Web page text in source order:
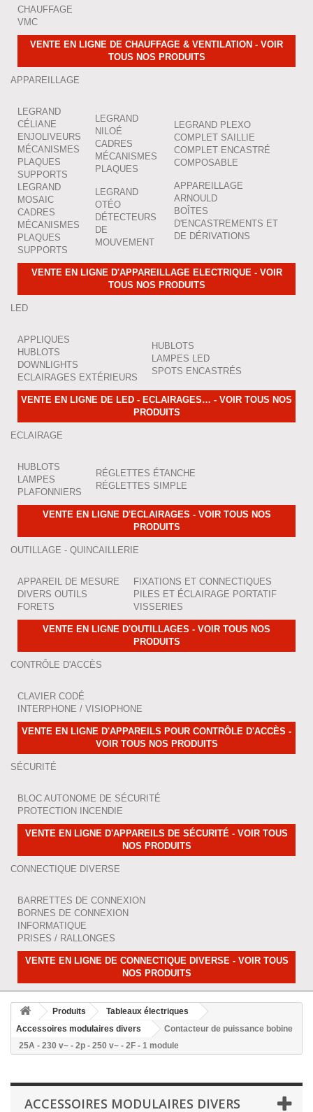
CHAUFFAGE
VMC
VENTE EN LIGNE DE CHAUFFAGE & VENTILATION - VOIR
TOUS NOS PRODUITS
APPAREILLAGE
LEGRAND
CÉLIANE
ENJOLIVEURS
MÉCANISMES
PLAQUES
SUPPORTS
LEGRAND
MOSAIC
CADRES
MÉCANISMES
PLAQUES
SUPPORTS
LEGRAND
NILOÉ
CADRES
MÉCANISMES
PLAQUES
LEGRAND
OTÉO
DÉTECTEURS
DE
MOUVEMENT
LEGRAND PLEXO
COMPLET SAILLIE
COMPLET ENCASTRÉ
COMPOSABLE
APPAREILLAGE
ARNOULD
BOÎTES
D'ENCASTREMENTS ET
DE DÉRIVATIONS
VENTE EN LIGNE D'APPAREILLAGE ELECTRIQUE - VOIR
TOUS NOS PRODUITS
LED
APPLIQUES
HUBLOTS
DOWNLIGHTS
ECLAIRAGES EXTÉRIEURS
HUBLOTS
LAMPES LED
SPOTS ENCASTRÉS
VENTE EN LIGNE DE LED - ECLAIRAGES… - VOIR TOUS NOS
PRODUITS
ECLAIRAGE
HUBLOTS
LAMPES
PLAFONNIERS
RÉGLETTES ÉTANCHE
RÉGLETTES SIMPLE
VENTE EN LIGNE D'ECLAIRAGES - VOIR TOUS NOS
PRODUITS
OUTILLAGE - QUINCAILLERIE
APPAREIL DE MESURE
DIVERS OUTILS
FORETS
FIXATIONS ET CONNECTIQUES
PILES ET ÉCLAIRAGE PORTATIF
VISSERIES
VENTE EN LIGNE D'OUTILLAGES - VOIR TOUS NOS
PRODUITS
CONTRÔLE D'ACCÈS
CLAVIER CODÉ
INTERPHONE / VISIOPHONE
VENTE EN LIGNE D'APPAREILS POUR CONTRÔLE D'ACCÈS -
VOIR TOUS NOS PRODUITS
SÉCURITÉ
BLOC AUTONOME DE SÉCURITÉ
PROTECTION INCENDIE
VENTE EN LIGNE D'APPAREILS DE SÉCURITÉ - VOIR TOUS
NOS PRODUITS
CONNECTIQUE DIVERSE
BARRETTES DE CONNEXION
BORNES DE CONNEXION
INFORMATIQUE
PRISES / RALLONGES
VENTE EN LIGNE DE CONNECTIQUE DIVERSE - VOIR TOUS
NOS PRODUITS
Produits
Tableaux électriques
Accessoires modulaires divers
Contacteur de puissance bobine
25A - 230 v~ - 2p - 250 v~ - 2F - 1 module
ACCESSOIRES MODULAIRES DIVERS